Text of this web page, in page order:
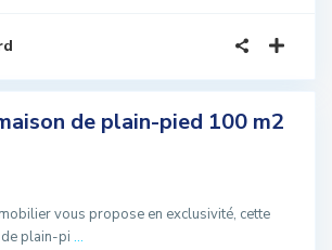
de plain-pied 100 m2
vous propose en exclusivité, cette
plain-pi ...